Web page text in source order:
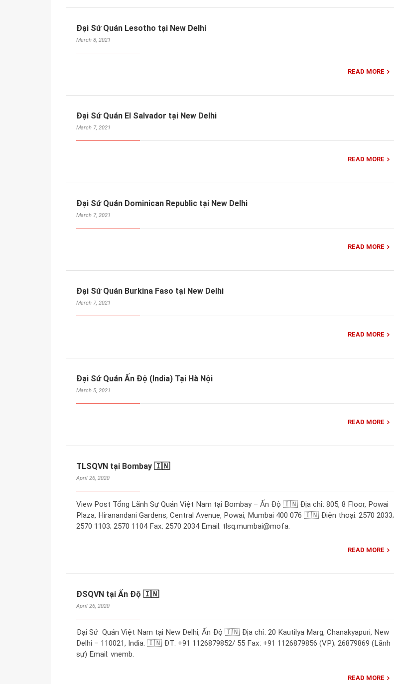
Đại Sứ Quán Lesotho tại New Delhi
March 8, 2021
READ MORE
Đại Sứ Quán El Salvador tại New Delhi
March 7, 2021
READ MORE
Đại Sứ Quán Dominican Republic tại New Delhi
March 7, 2021
READ MORE
Đại Sứ Quán Burkina Faso tại New Delhi
March 7, 2021
READ MORE
Đại Sứ Quán Ấn Độ (India) Tại Hà Nội
March 5, 2021
READ MORE
TLSQVN tại Bombay 🇮🇳
April 26, 2020
View Post Tổng Lãnh Sự Quán Việt Nam tại Bombay – Ấn Độ 🇮🇳 Địa chỉ: 805, 8 Floor, Powai
Plaza, Hiranandani Gardens, Central Avenue, Powai, Mumbai 400 076 🇮🇳 Điện thoại: 2570 2033;
2570 1103; 2570 1104 Fax: 2570 2034 Email: tlsq.mumbai@mofa.
READ MORE
ĐSQVN tại Ấn Độ 🇮🇳
April 26, 2020
Đại Sứ Quán Việt Nam tại New Delhi, Ấn Độ 🇮🇳 Địa chỉ: 20 Kautilya Marg, Chanakyapuri, New
Delhi – 110021, India. 🇮🇳 ĐT: +91 1126879852/ 55 Fax: +91 1126879856 (VP); 26879869 (Lãnh
sự) Email: vnemb.
READ MORE